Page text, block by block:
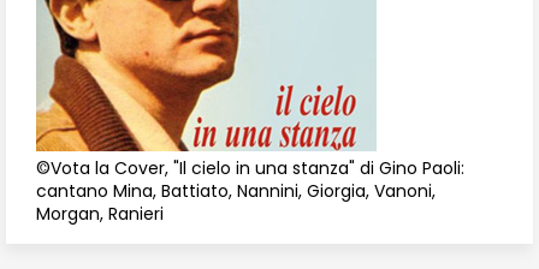
©Vota la Cover, "Il cielo in una stanza" di Gino Paoli:
cantano Mina, Battiato, Nannini, Giorgia, Vanoni,
Morgan, Ranieri